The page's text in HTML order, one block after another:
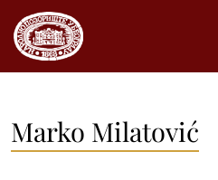
Marko Milatović